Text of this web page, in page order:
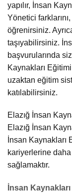
yapılır, İnsan
Yönetici
öğrenirsiniz.
taşıyabilirsiniz.
başvurularında
Kaynakları
uzaktan eğitim
katılabilirsiniz.
Elazığ İnsan
Elazığ İnsan
İnsan
kariyerlerine daha
sağlamaktır.
İnsan